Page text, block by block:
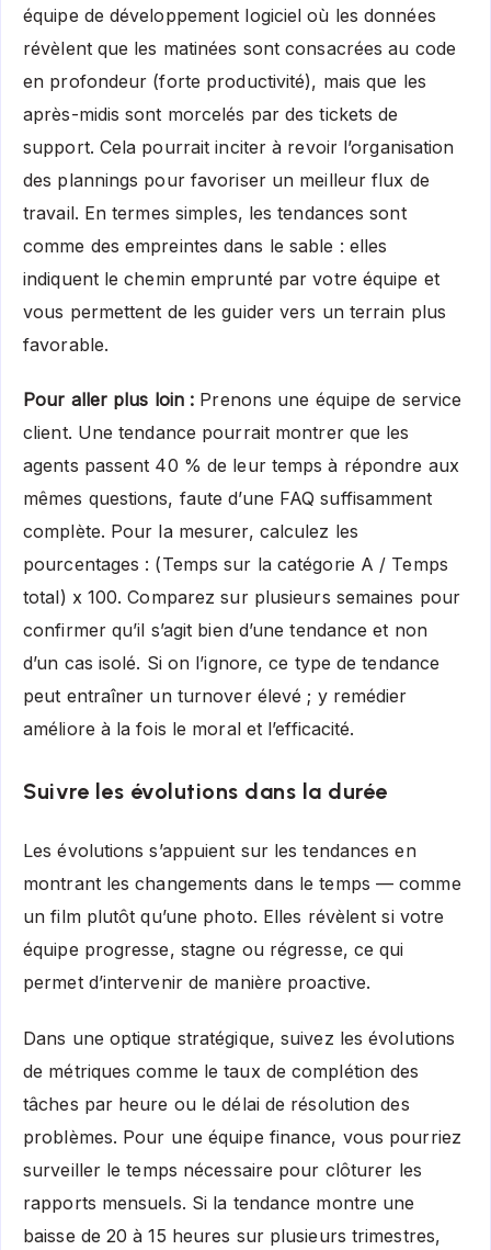
équipe de développement logiciel où les données
révèlent que les matinées sont consacrées au code
en profondeur (forte productivité), mais que les
après-midis sont morcelés par des tickets de
support. Cela pourrait inciter à revoir l’organisation
des plannings pour favoriser un meilleur flux de
travail. En termes simples, les tendances sont
comme des empreintes dans le sable : elles
indiquent le chemin emprunté par votre équipe et
vous permettent de les guider vers un terrain plus
favorable.
Pour aller plus loin : Prenons une équipe de service
client. Une tendance pourrait montrer que les
agents passent 40 % de leur temps à répondre aux
mêmes questions, faute d’une FAQ suffisamment
complète. Pour la mesurer, calculez les
pourcentages : (Temps sur la catégorie A / Temps
total) x 100. Comparez sur plusieurs semaines pour
confirmer qu’il s’agit bien d’une tendance et non
d’un cas isolé. Si on l’ignore, ce type de tendance
peut entraîner un turnover élevé ; y remédier
améliore à la fois le moral et l’efficacité.
Suivre les évolutions dans la durée
Les évolutions s’appuient sur les tendances en
montrant les changements dans le temps — comme
un film plutôt qu’une photo. Elles révèlent si votre
équipe progresse, stagne ou régresse, ce qui
permet d’intervenir de manière proactive.
Dans une optique stratégique, suivez les évolutions
de métriques comme le taux de complétion des
tâches par heure ou le délai de résolution des
problèmes. Pour une équipe finance, vous pourriez
surveiller le temps nécessaire pour clôturer les
rapports mensuels. Si la tendance montre une
baisse de 20 à 15 heures sur plusieurs trimestres,